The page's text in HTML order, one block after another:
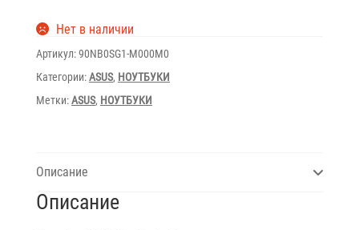
Нет в наличии
Артикул:90NB0SG1-M000M0
Категории:ASUS, НОУТБУКИ
Метки:ASUS, НОУТБУКИ
Описание
Описание